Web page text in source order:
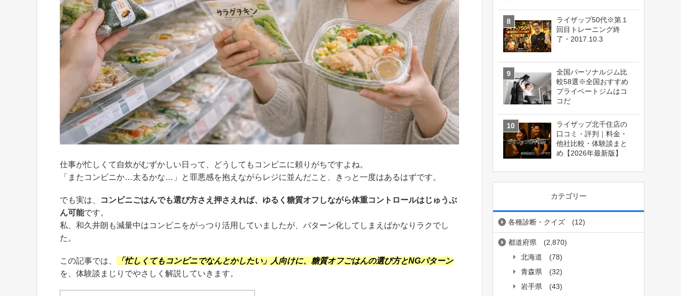
仕事が忙しくて自炊がむずかしい日って、どうしてもコンビニに頼りがちですよね。
「またコンビニか…太るかな…」と罪悪感を抱えながらレジに並んだこと、きっと一度はあるはずです。
でも実は、
コンビニごはんでも選び方さえ押さえれば、ゆるく糖質オフしながら体重コントロールはじゅうぶ
ん可能です。
私、和久井朗も減量中はコンビニをがっつり活用していましたが、パターン化してしまえばかなりラクでし
た。
この記事では、
「忙しくてもコンビニでなんとかしたい」人向けに、糖質オフごはんの選び方とNGパターン
を、体験談まじりでやさしく解説していきます。
ライザップ50代※第１
回目トレーニング終
了・2017.10.3
全国パーソナルジム比
較58選※全国おすすめ
プライベートジムはコ
コだ
ライザップ北千住店の
口コミ・評判｜料金・
他社比較・体験談まと
め【2026年最新版】
カテゴリー
各種診断・クイズ (12)
都道府県
(2,870)
北海道
(78)
青森県
(32)
岩手県
(43)